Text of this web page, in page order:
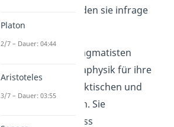
Daten stützen, werden sie infrage
gestellt.
Pragmatisten
kritisierten die Metaphysik für ihre
Entfernung von praktischen und
lebensnahen Fragen. Sie
argumentierten, dass
Platon
2/7 – Dauer: 04:44
Aristoteles
3/7 – Dauer: 03:55